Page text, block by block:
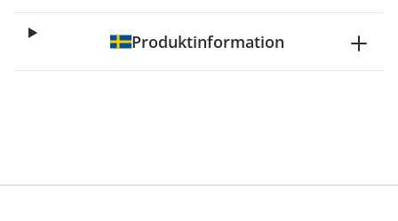
Produktinformation